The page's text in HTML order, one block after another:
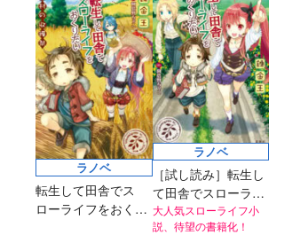
ラノベ
転生して田舎でス
ローライフをおくり
ラノベ
［試し読み］転生し
て田舎でスローライ
フをおくりたい
大人気スローライフ小
説、待望の書籍化！